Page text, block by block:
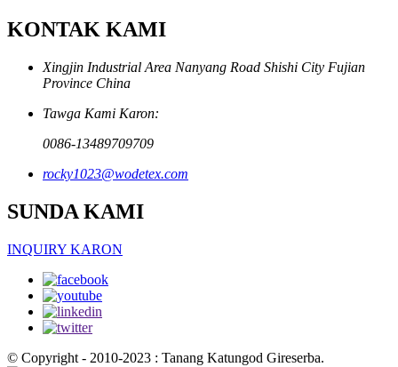
KONTAK KAMI
Xingjin Industrial Area Nanyang Road Shishi City Fujian
Province China
Tawga Kami Karon:
0086-13489709709
rocky1023@wodetex.com
SUNDA KAMI
INQUIRY KARON
© Copyright - 2010-2023 : Tanang Katungod Gireserba.